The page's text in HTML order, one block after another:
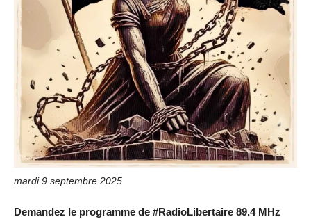
mardi 9 septembre 2025
Demandez le programme de #RadioLibertaire 89.4 MHz